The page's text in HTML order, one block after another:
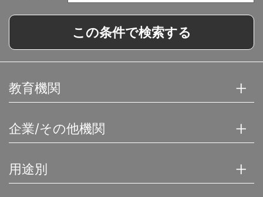
この条件で検索する
教育機関
企業/その他機関
用途別